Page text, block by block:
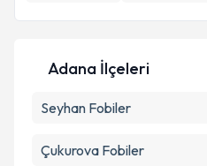
Metni 'ni okudum ve
kapsamda
Adana İlçeleri
Seyhan Fobiler
Çukurova Fobiler